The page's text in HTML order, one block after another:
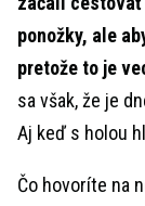
ponožky, ale
pretože to je
sa však, že je
Aj keď s holou
Čo hovoríte na